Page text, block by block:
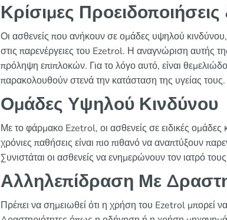
Κρίσιμες
Οι ασθενείς που ανήκουν σε ομάδες υψηλού κινδύνου,
στις παρενέργειες του Ezetrol. Η αναγνώριση αυτής
πρόληψη επιπλοκών. Για το λόγο αυτό, είναι
παρακολουθούν στενά την κατάσταση της υγείας τους.
Ομάδες Υψηλού Κινδύνου
Με το φάρμακο Ezetrol, οι ασθενείς σε ειδικές ομάδες
χρόνιες παθήσεις είναι πιο πιθανό να αναπτύξουν
Συνιστάται οι ασθενείς να ενημερώνουν τον ιατρό
Αλληλεπίδραση Με
Πρέπει να σημειωθεί ότι η χρήση του Ezetrol μπορεί